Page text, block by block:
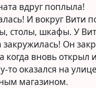
вдруг поплыла!
И вокруг Вити
столы, шкафы. У
закружилась! Он
когда вновь открыл
то оказался на
магазином.